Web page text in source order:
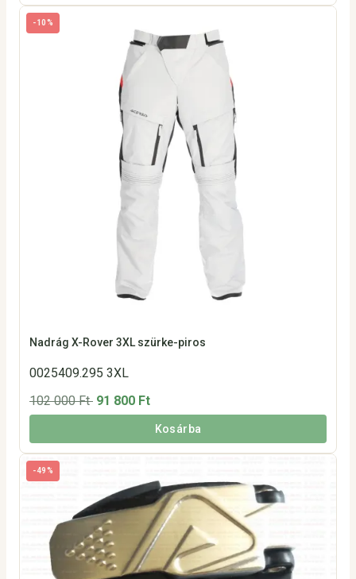
-10%
Nadrág X-Rover 3XL szürke-piros
0025409.295 3XL
102 000 Ft 91 800 Ft
Kosárba
-49%